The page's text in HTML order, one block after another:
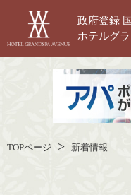
政府登録
ホテルグ
TOPページ 新着情報